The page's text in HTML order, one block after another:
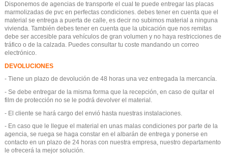
Disponemos de agencias de transporte el cual te puede entregar las placas
marmolizadas de pvc en perfectas condiciones. debes tener en cuenta que el
material se entrega a puerta de calle, es decir no subimos material a ninguna
vivienda. También debes tener en cuenta que la ubicación que nos remitas
debe ser accesible para vehículos de gran volumen y no haya restricciones de
tráfico o de la calzada. Puedes consultar tu coste mandando un correo
electrónico.
DEVOLUCIONES
- Tiene un plazo de devolución de 48 horas una vez entregada la mercancía.
- Se debe entregar de la misma forma que la recepción, en caso de quitar el
film de protección no se le podrá devolver el material.
- El cliente se hará cargo del envió hasta nuestras instalaciones.
- En caso que le llegue el material en unas malas condiciones por parte de la
agencia, se ruega se haga constar en el albarán de entrega y ponerse en
contacto en un plazo de 24 horas con nuestra empresa, nuestro departamento
le ofrecerá la mejor solución.